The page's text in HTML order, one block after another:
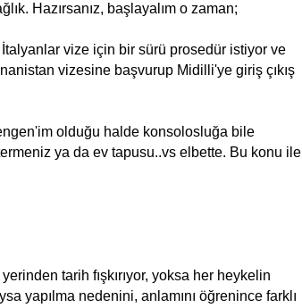
Hazırsanız, başlayalım o zaman;
vize için bir sürü prosedür istiyor ve
vizesine başvurup Midilli'ye giriş çıkış
olduğu halde konsolosluğa bile
ya da ev tapusu..vs elbette. Bu konu ile
tarih fışkırıyor, yoksa her heykelin
yapılma nedenini, anlamını öğrenince farklı